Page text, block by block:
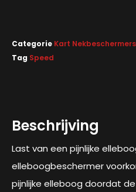
Categorie Kart Nekbeschermers
Tag Speed
Beschrijving
Last van een pijnlijke
elleboogbeschermer
pijnlijke elleboog doordat